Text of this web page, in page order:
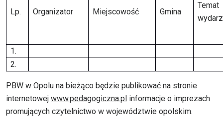
Lp. Organizator Miejscowość Gmina
Temat
1.
2.
PBW w Opolu na bieżąco będzie publikować na stronie
internetowej www.pedagogiczna.pl informacje o imprezach
promujących czytelnictwo w województwie opolskim.